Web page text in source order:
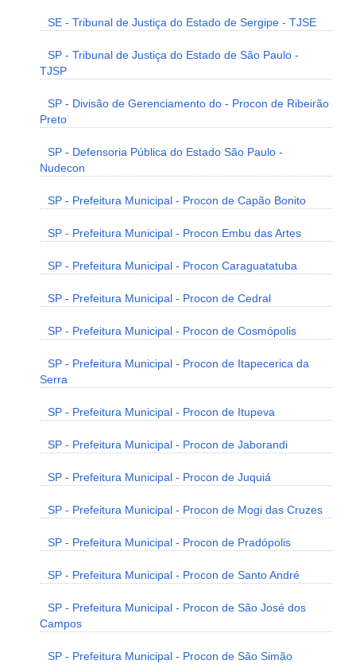
SE - Tribunal de Justiça do Estado de Sergipe - TJSE
SP - Tribunal de Justiça do Estado de São Paulo -
TJSP
SP - Divisão de Gerenciamento do - Procon de Ribeirão
Preto
SP - Defensoria Pública do Estado São Paulo -
Nudecon
SP - Prefeitura Municipal - Procon de Capão Bonito
SP - Prefeitura Municipal - Procon Embu das Artes
SP - Prefeitura Municipal - Procon Caraguatatuba
SP - Prefeitura Municipal - Procon de Cedral
SP - Prefeitura Municipal - Procon de Cosmópolis
SP - Prefeitura Municipal - Procon de Itapecerica da
Serra
SP - Prefeitura Municipal - Procon de Itupeva
SP - Prefeitura Municipal - Procon de Jaborandi
SP - Prefeitura Municipal - Procon de Juquiá
SP - Prefeitura Municipal - Procon de Mogi das Cruzes
SP - Prefeitura Municipal - Procon de Pradópolis
SP - Prefeitura Municipal - Procon de Santo André
SP - Prefeitura Municipal - Procon de São José dos
Campos
SP - Prefeitura Municipal - Procon de São Simão